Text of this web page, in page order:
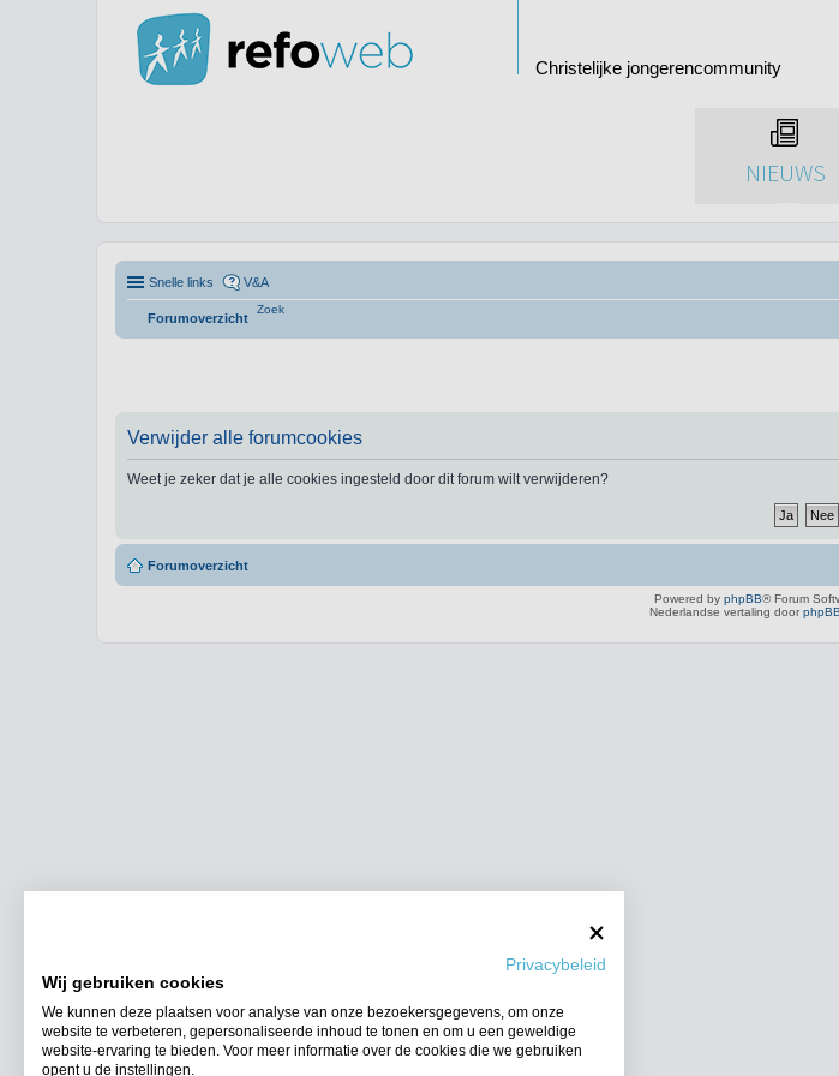
Privacybeleid
Wij gebruiken cookies
We kunnen deze plaatsen voor analyse van onze bezoekersgegevens, om onze
website te verbeteren, gepersonaliseerde inhoud te tonen en om u een geweldige
website-ervaring te bieden. Voor meer informatie over de cookies die we gebruiken
opent u de instellingen.
Christelijke jongerencommunity
NIEUWS
Snelle links V&A
Forumoverzicht
Zoek
Verwijder alle forumcookies
Weet je zeker dat je alle cookies ingesteld door dit forum wilt verwijderen?
Forumoverzicht
Powered by phpBB® Forum
Nederlandse vertaling door